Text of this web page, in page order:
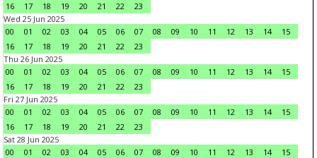
16
17 18 19 20 21 22
23
Wed 25 Jun 2025
00
01 02 03 04 05 06 07 08 09 10 11 12 13 14
15
16
17 18 19 20 21 22
23
Thu 26 Jun 2025
00
01 02 03 04 05 06 07 08 09 10 11 12 13 14
15
16
17 18 19 20 21 22
23
Fri 27 Jun 2025
00
01 02 03 04 05 06 07 08 09 10 11 12 13 14
15
16
17 18 19 20 21 22
23
Sat 28 Jun 2025
00
01 02 03 04 05 06 07 08 09 10 11 12 13 14
15